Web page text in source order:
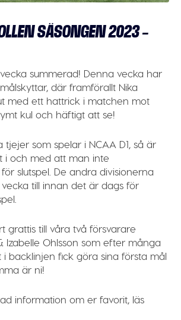
SÄSONGEN 2023 –
summerad! Denna vecka har
där framförallt Nika
med ett hattrick i matchen mot
kul och häftigt att se!
tjejer som spelar i NCAA D1, så är
i och med att man inte
slutspel. De andra divisionerna
till innan det är dags för
grattis till våra två försvarare
Izabelle Ohlsson som efter många
i backlinjen fick göra sina första mål
är ni!
information om er favorit, läs